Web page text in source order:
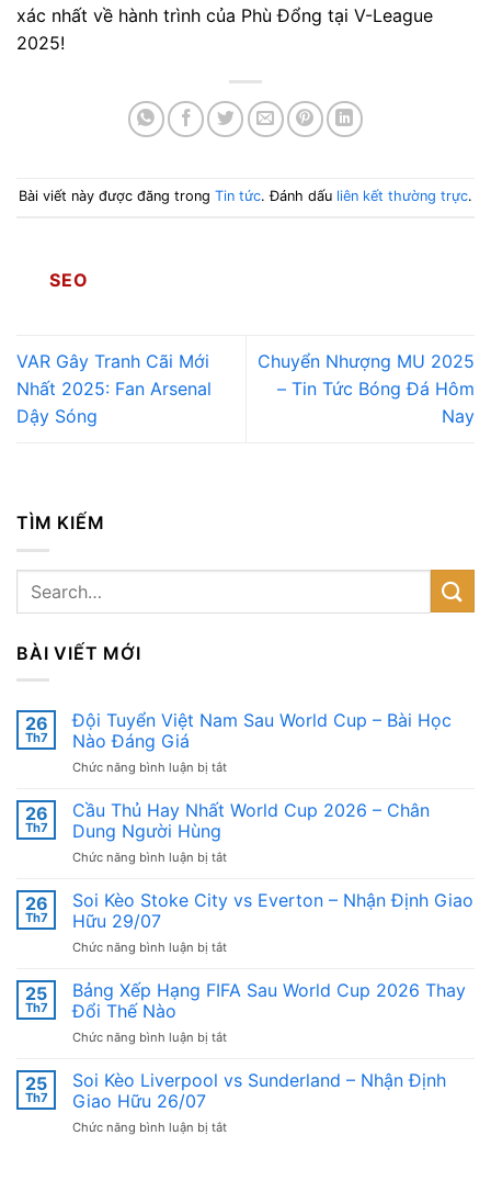
xác nhất về hành trình của Phù Đổng tại V-League
2025!
Bài viết này được đăng trong Tin tức. Đánh dấu liên kết thường trực.
SEO
VAR Gây Tranh Cãi Mới
Nhất 2025: Fan Arsenal
Dậy Sóng
Chuyển Nhượng MU 2025
– Tin Tức Bóng Đá Hôm
Nay
TÌM KIẾM
BÀI VIẾT MỚI
26
Th7
Đội Tuyển Việt Nam Sau World Cup – Bài Học
Nào Đáng Giá
Chức năng bình luận bị tắtở
Tuyển
Sau
Cup
Học
Đáng
26
Th7
Cầu Thủ Hay Nhất World Cup 2026 – Chân
Dung Người Hùng
Chức năng bình luận bị tắtở
Thủ
Hay
World
2026
Dung
Hùng
26
Th7
Soi Kèo Stoke City vs Everton – Nhận Định Giao
Hữu 29/07
Chức năng bình luận bị tắtở
Kèo
Stoke
vs
–
Giao
25
Th7
Bảng Xếp Hạng FIFA Sau World Cup 2026 Thay
Đổi Thế Nào
Chức năng bình luận bị tắtở
Xếp
Hạng
Sau
25
Th7
Soi Kèo Liverpool vs Sunderland – Nhận Định
Giao Hữu 26/07
Chức năng bình luận bị tắtở